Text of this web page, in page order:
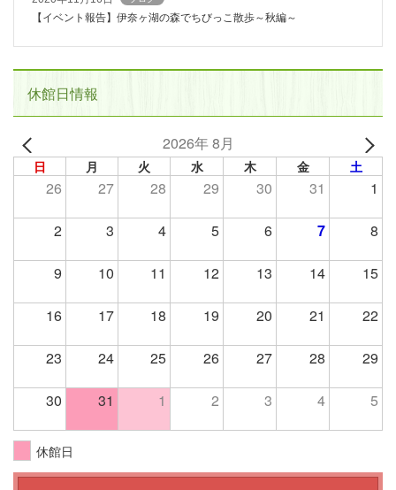
【イベント報告】伊奈ヶ湖の森でちびっこ散歩～秋編～
休館日情報
2026年 8月
日 月 火 水 木 金 土
26 27 28 29 30 31 1
2 3 4 5 6 7 8
9 10 11 12 13 14 15
16 17 18 19 20 21 22
23 24 25 26 27 28 29
30 31 1 2 3 4 5
休館日